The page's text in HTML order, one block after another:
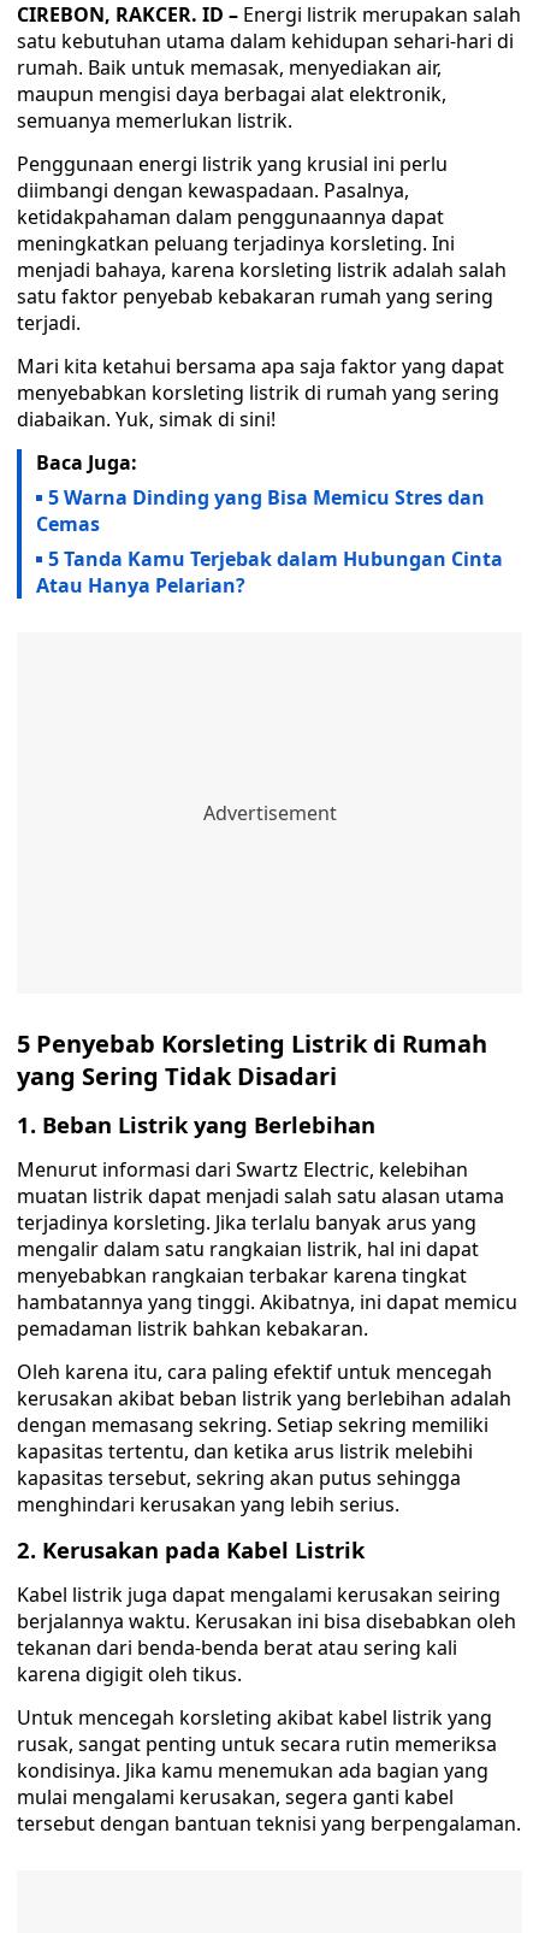
CIREBON, RAKCER. ID – Energi listrik merupakan salah
satu kebutuhan utama dalam kehidupan sehari-hari di
rumah. Baik untuk memasak, menyediakan air,
maupun mengisi daya berbagai alat elektronik,
semuanya memerlukan listrik.
Penggunaan energi listrik yang krusial ini perlu
diimbangi dengan kewaspadaan. Pasalnya,
ketidakpahaman dalam penggunaannya dapat
meningkatkan peluang terjadinya korsleting. Ini
menjadi bahaya, karena korsleting listrik adalah salah
satu faktor penyebab kebakaran rumah yang sering
terjadi.
Mari kita ketahui bersama apa saja faktor yang dapat
menyebabkan korsleting listrik di rumah yang sering
diabaikan. Yuk, simak di sini!
Baca Juga:
5 Warna Dinding yang Bisa Memicu Stres dan
Cemas
5 Tanda Kamu Terjebak dalam Hubungan Cinta
Atau Hanya Pelarian?
5 Penyebab Korsleting Listrik di Rumah
yang Sering Tidak Disadari
1. Beban Listrik yang Berlebihan
Menurut informasi dari Swartz Electric, kelebihan
muatan listrik dapat menjadi salah satu alasan utama
terjadinya korsleting. Jika terlalu banyak arus yang
mengalir dalam satu rangkaian listrik, hal ini dapat
menyebabkan rangkaian terbakar karena tingkat
hambatannya yang tinggi. Akibatnya, ini dapat memicu
pemadaman listrik bahkan kebakaran.
Oleh karena itu, cara paling efektif untuk mencegah
kerusakan akibat beban listrik yang berlebihan adalah
dengan memasang sekring. Setiap sekring memiliki
kapasitas tertentu, dan ketika arus listrik melebihi
kapasitas tersebut, sekring akan putus sehingga
menghindari kerusakan yang lebih serius.
2. Kerusakan pada Kabel Listrik
Kabel listrik juga dapat mengalami kerusakan seiring
berjalannya waktu. Kerusakan ini bisa disebabkan oleh
tekanan dari benda-benda berat atau sering kali
karena digigit oleh tikus.
Untuk mencegah korsleting akibat kabel listrik yang
rusak, sangat penting untuk secara rutin memeriksa
kondisinya. Jika kamu menemukan ada bagian yang
mulai mengalami kerusakan, segera ganti kabel
tersebut dengan bantuan teknisi yang berpengalaman.